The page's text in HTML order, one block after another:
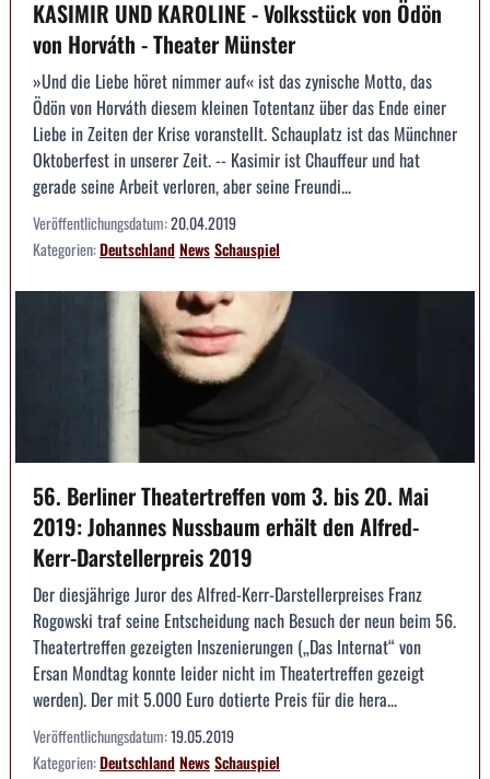
KASIMIR UND KAROLINE - Volksstück von Ödön
von Horváth - Theater Münster
»Und die Liebe höret nimmer auf« ist das zynische Motto, das
Ödön von Horváth diesem kleinen Totentanz über das Ende einer
Liebe in Zeiten der Krise voranstellt. Schauplatz ist das Münchner
Oktoberfest in unserer Zeit. -- Kasimir ist Chauffeur und hat
gerade seine Arbeit verloren, aber seine Freundi...
Veröffentlichungsdatum:20.04.2019
Kategorien:DeutschlandNewsSchauspiel
56. Berliner Theatertreffen vom 3. bis 20. Mai
2019: Johannes Nussbaum erhält den Alfred-
Kerr-Darstellerpreis 2019
Der diesjährige Juror des Alfred-Kerr-Darstellerpreises Franz
Rogowski traf seine Entscheidung nach Besuch der neun beim 56.
Theatertreffen gezeigten Inszenierungen („Das Internat“ von
Ersan Mondtag konnte leider nicht im Theatertreffen gezeigt
werden). Der mit 5.000 Euro dotierte Preis für die hera...
Veröffentlichungsdatum:19.05.2019
Kategorien:DeutschlandNewsSchauspiel